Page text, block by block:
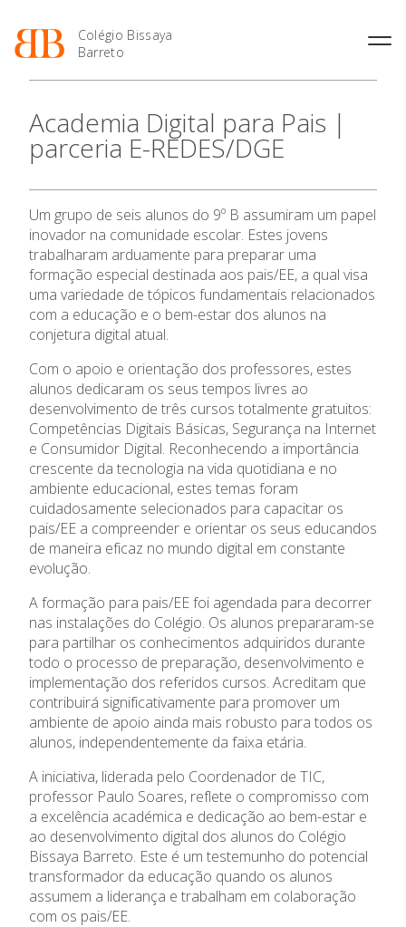
Colégio Bissaya
Barreto
O Colégio
Projeto Educativo
Organização
Colaboradores Não
Docentes
Instalações
Ofertas de emprego
Regulamentos
Jornal “O Coreto”Oferta Formativa
Enriquecimento Curricular
Oferta Curricular
Sala de Estudo
Atividades de Interrupção
Letiva
Academia de Línguas
Ensino Profissional
Profissionais
Matrículas
Termalismo
Curso de Técnico/a de Apoio
à Família e à Comunidade
Ofertas de Emprego
Ano Letivo
2027
Calendários
de Educação
SIGE
Secretariado de Exames
Admissão
Informações
Notícias
Academia Digital para Pais |
parceria E-REDES/DGE
Um grupo de seis alunos do 9º B assumiram um papel
inovador na comunidade escolar. Estes jovens
trabalharam arduamente para preparar uma
formação especial destinada aos pais/EE, a qual visa
uma variedade de tópicos fundamentais relacionados
com a educação e o bem-estar dos alunos na
conjetura digital atual.
Com o apoio e orientação dos professores, estes
alunos dedicaram os seus tempos livres ao
desenvolvimento de três cursos totalmente gratuitos:
Competências Digitais Básicas, Segurança na Internet
e Consumidor Digital. Reconhecendo a importância
crescente da tecnologia na vida quotidiana e no
ambiente educacional, estes temas foram
cuidadosamente selecionados para capacitar os
pais/EE a compreender e orientar os seus educandos
de maneira eficaz no mundo digital em constante
evolução.
A formação para pais/EE foi agendada para decorrer
nas instalações do Colégio. Os alunos prepararam-se
para partilhar os conhecimentos adquiridos durante
todo o processo de preparação, desenvolvimento e
implementação dos referidos cursos. Acreditam que
contribuirá significativamente para promover um
ambiente de apoio ainda mais robusto para todos os
alunos, independentemente da faixa etária.
A iniciativa, liderada pelo Coordenador de TIC,
professor Paulo Soares, reflete o compromisso com
a excelência académica e dedicação ao bem-estar e
ao desenvolvimento digital dos alunos do Colégio
Bissaya Barreto. Este é um testemunho do potencial
transformador da educação quando os alunos
assumem a liderança e trabalham em colaboração
com os pais/EE.